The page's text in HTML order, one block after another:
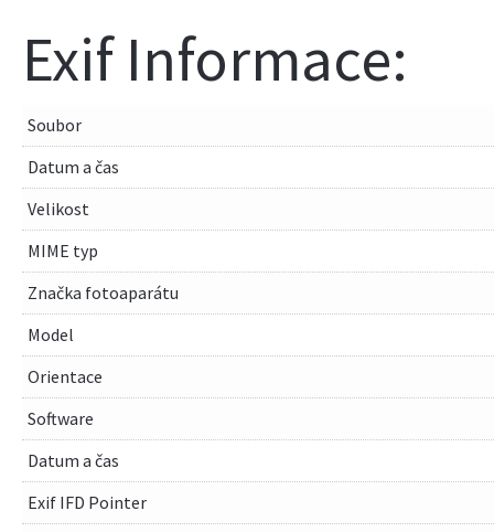
Exif Informace:
Soubor
Datum a čas
Velikost
MIME typ
Značka fotoaparátu
Model
Orientace
Software
Datum a čas
Exif IFD Pointer